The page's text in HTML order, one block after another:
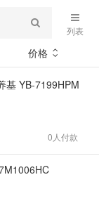
列表
价格
基 YB-7199HPM
0 人付款